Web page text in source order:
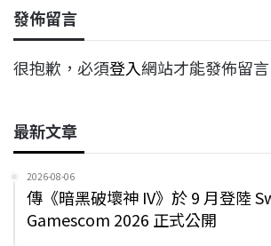
發佈留言
很抱歉，必須登入網站才能發佈留言
最新文章
2026-08-06
傳《暗黑破壞神 IV》於 9 月登陸
Gamescom 2026 正式公開